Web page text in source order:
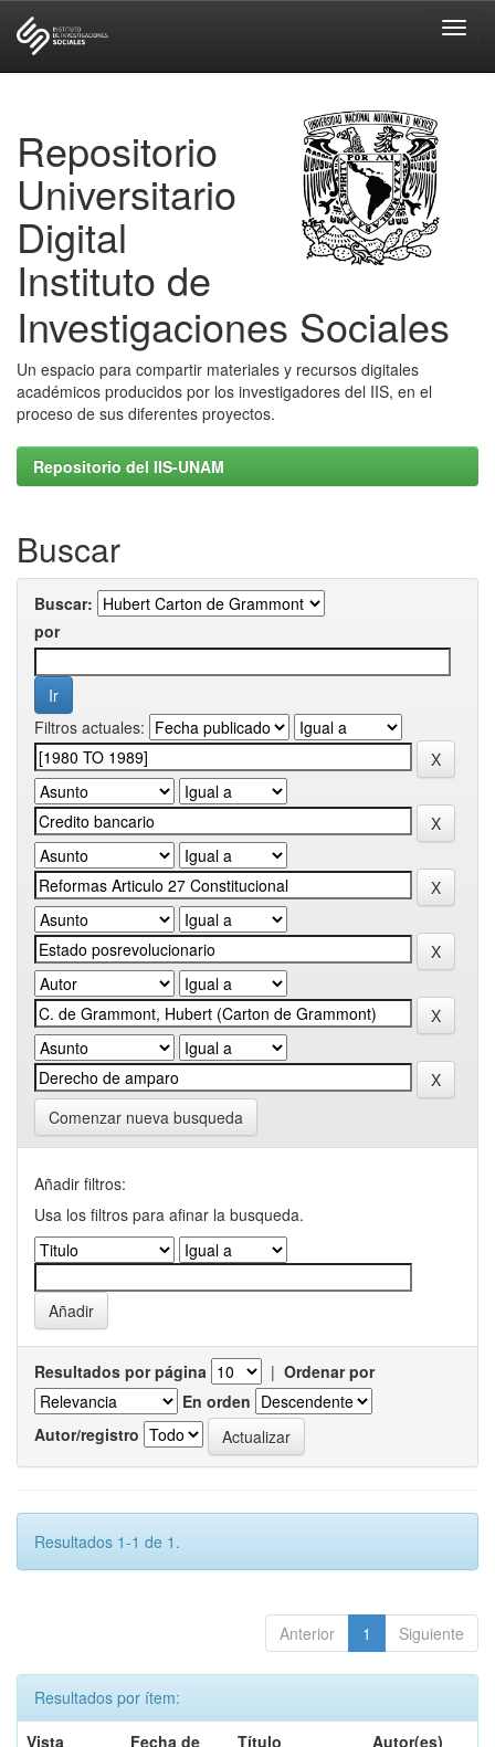
Repositorio
Universitario
Digital
Instituto de
Investigaciones Sociales
Un espacio para compartir materiales y recursos digitales
académicos producidos por los investigadores del IIS, en el
proceso de sus diferentes proyectos.
Repositorio del IIS-UNAM
Buscar
Buscar:
por
Filtros actuales:
Comenzar nueva busqueda
Añadir filtros:
Usa los filtros para afinar la busqueda.
Resultados por página | Ordenar por
En orden
Autor/registro
Resultados 1-1 de 1.
Anterior 1 Siguiente
Resultados por ítem:
Vista
Fecha de
Título Autor(es)